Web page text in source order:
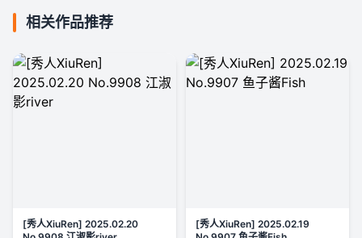
相关作品推荐
[秀人XiuRen] 2025.02.20
[秀人XiuRen] 2025.02.19